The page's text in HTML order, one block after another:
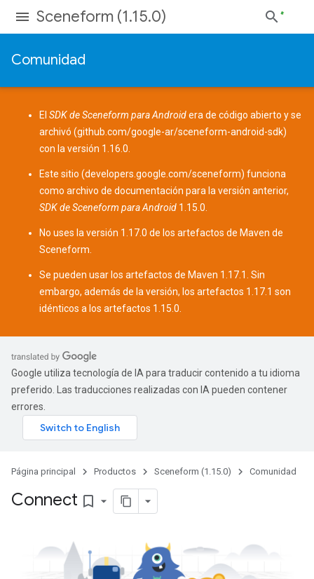
Sceneform (1.15.0)
Comunidad
El SDK de Sceneform para Androidera de código abierto y se
archivó (github.com/google-ar/sceneform-android-sdk)
con la versión 1.16.0.
Este sitio (developers.google.com/sceneform) funciona
como archivo de documentación para la versión anterior,
SDK de Sceneform para Android 1.15.0.
No uses la versión 1.17.0 de los artefactos de Maven de
Sceneform.
Se pueden usar los artefactos de Maven 1.17.1. Sin
embargo, además de la versión, los artefactos 1.17.1 son
idénticos a los artefactos 1.15.0.
Google utiliza tecnología de IA para traducir contenido a tu idioma
preferido. Las traducciones realizadas con IA pueden contener
errores.
Página principal Productos Sceneform (1.15.0) Comunidad
Connect bookmark_border